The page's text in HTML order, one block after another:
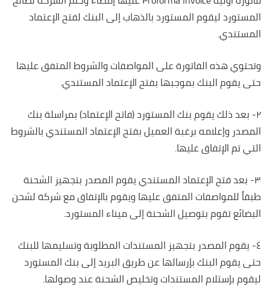
المستورد ليقوم المستورد بالذهاب إلى البنك لفتح الإعتماد
المستندي.
وتحتوي هذه الفاتورة على المواصفات والشروط المتفق عليها
حتى يقوم البنك بموجبها بفتح الإعتماد المستندي.
٢- بعد ذلك يقوم بنك المستورد (فاتح الإعتماد) بمراسلة بنك
المصدر وإعلامه برغبة العميل بفتح الإعتماد المستندي بالشروط
التي تم الإتفاق عليها.
٣- بعد فتح الإعتماد المستندي يقوم المصدر بتجهيز الشحنة
طبقاً للمواصفات المتفق عليها ويقوم بالإتفاق مع شركة لشحن
البضائع تقوم بتوصيل الشحنة إلى ميناء المستورد.
٤- يقوم المصدر بتجهيز المستندات المطلوبة وتسليمها للبنك
حتى يقوم البنك بإرسالها عن طريق البريد إلى بنك المستورد
ليقوم بإستلام المستندات وتخليص الشحنة عند وصولها.